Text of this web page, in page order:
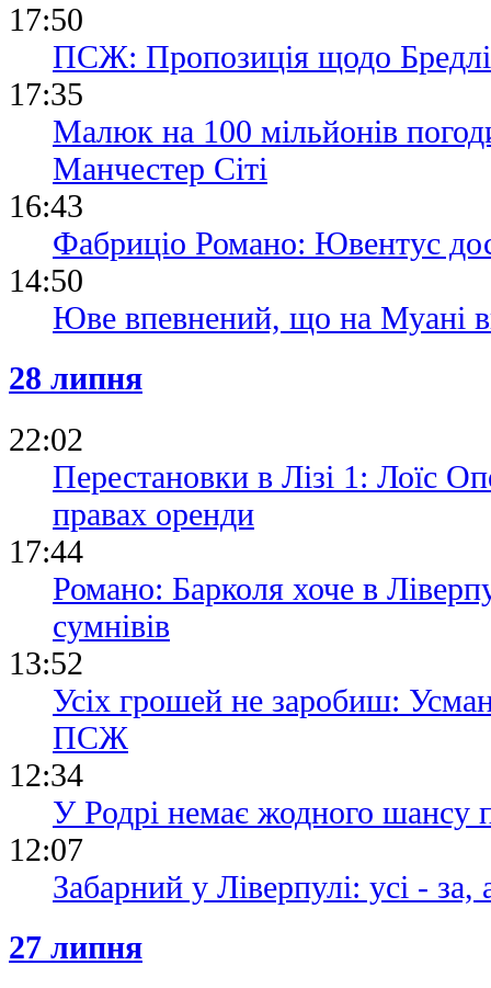
17:50
ПСЖ: Пропозиція щодо Бредлі
17:35
Малюк на 100 мільйонів
Манчестер Сіті
16:43
Фабриціо Романо: Ювентус
14:50
Юве впевнений, що на Муані
28 липня
22:02
Перестановки в Лізі 1: Лоїс
правах оренди
17:44
Романо: Барколя хоче в
сумнівів
13:52
Усiх грошей не заробиш:
ПСЖ
12:34
У Родрі немає жодного
12:07
Забарний у Ліверпулі: усі -
27 липня